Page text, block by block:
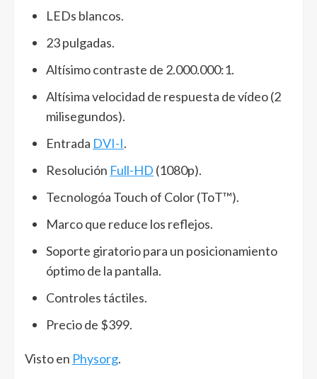
LEDs blancos.
23 pulgadas.
Altísimo contraste de 2.000.000:1.
Altísima velocidad de respuesta de vídeo (2
milisegundos).
Entrada DVI-I.
Resolución Full-HD (1080p).
Tecnologóa Touch of Color (ToT™).
Marco que reduce los reflejos.
Soporte giratorio para un posicionamiento
óptimo de la pantalla.
Controles táctiles.
Precio de $399.
Visto en Physorg.